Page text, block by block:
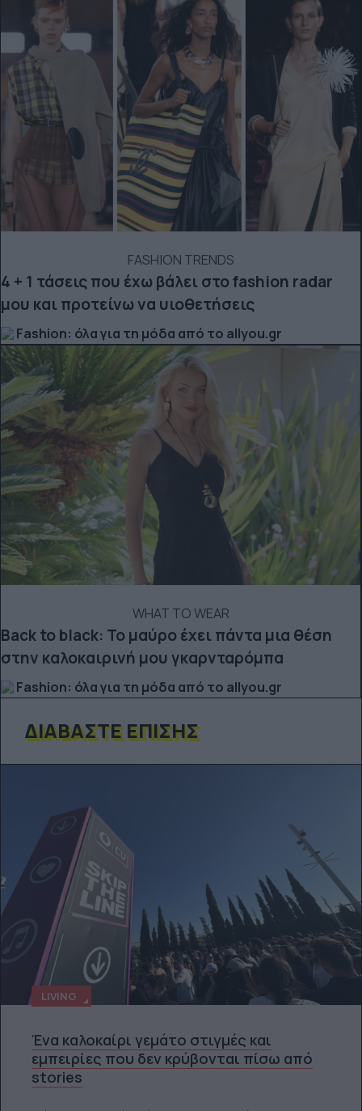
FASHION TRENDS
4 + 1 τάσεις που έχω βάλει στο fashion radar
μου και προτείνω να υιοθετήσεις
Fashion: όλα για τη μόδα από το allyou.gr
WHAT TO WEAR
Back to black: Το μαύρο έχει πάντα μια θέση
στην καλοκαιρινή μου γκαρνταρόμπα
Fashion: όλα για τη μόδα από το allyou.gr
ΔΙΑΒΆΣΤΕ ΕΠΊΣΗΣ
LIVING
Ένα καλοκαίρι γεμάτο στιγμές και
εμπειρίες που δεν κρύβονται πίσω από
stories